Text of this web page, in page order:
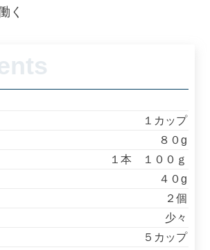
く
１カップ
８０g
１本 １００ｇ
４０g
２個
少々
５カップ